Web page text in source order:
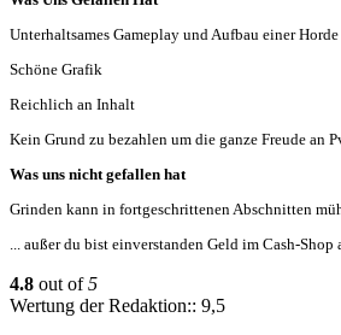
Unterhaltsames Gameplay und Aufbau einer Horde
Schöne Grafik
Reichlich an Inhalt
Kein Grund zu bezahlen um die ganze Freude an
Was uns nicht gefallen hat
Grinden kann in fortgeschrittenen Abschnitten
... außer du bist einverstanden Geld im Cash-Shop
4.8 out of5
Wertung der Redaktion:: 9,5